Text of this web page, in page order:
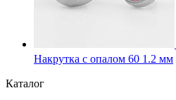
Накрутка с опалом 60 1.2 мм
Каталог